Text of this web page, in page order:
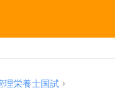
理栄養士国試